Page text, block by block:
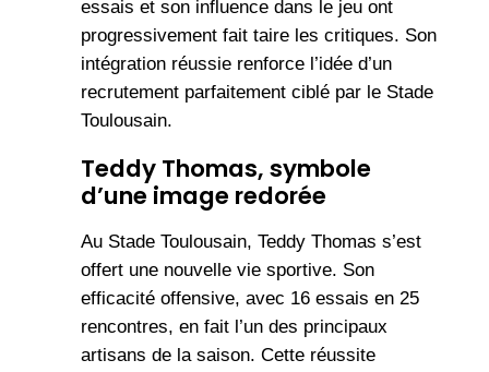
essais et son influence dans le jeu ont
progressivement fait taire les critiques. Son
intégration réussie renforce l’idée d’un
recrutement parfaitement ciblé par le Stade
Toulousain.
Teddy Thomas, symbole
d’une image redorée
Au Stade Toulousain, Teddy Thomas s’est
offert une nouvelle vie sportive. Son
efficacité offensive, avec 16 essais en 25
rencontres, en fait l’un des principaux
artisans de la saison. Cette réussite